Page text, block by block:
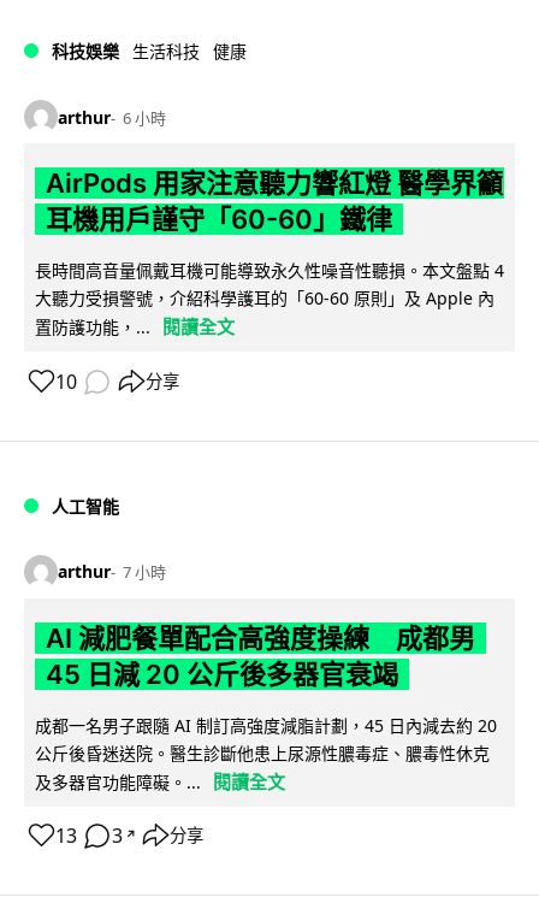
科技娛樂 生活科技 健康
arthur 6 小時
AirPods 用家注意聽力響紅燈 醫學界籲
耳機用戶謹守「60-60」鐵律
長時間高音量佩戴耳機可能導致永久性噪音性聽損。本文盤點 4
大聽力受損警號，介紹科學護耳的「60-60 原則」及 Apple 內
置防護功能，...
閱讀全文
10 分享
人工智能
arthur 7 小時
AI 減肥餐單配合高強度操練 成都男
45 日減 20 公斤後多器官衰竭
成都一名男子跟隨 AI 制訂高強度減脂計劃，45 日內減去約 20
公斤後昏迷送院。醫生診斷他患上尿源性膿毒症、膿毒性休克
及多器官功能障礙。...
閱讀全文
13 3 ↗ 分享